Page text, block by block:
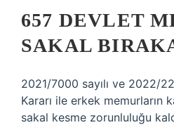
657 DEVLET
SAKAL
2021/7000 sayılı ve 2022/
Kararı ile erkek memurların
sakal kesme zorunluluğu